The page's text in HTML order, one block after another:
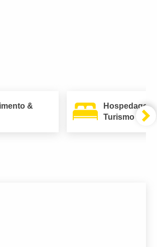
&
Hospedagem
Turismo